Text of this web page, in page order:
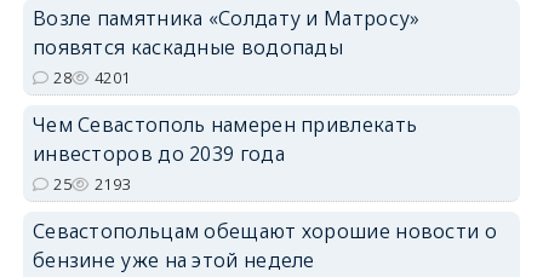
Возле памятника «Солдату и Матросу»
появятся каскадные водопады
28 4201
Чем Севастополь намерен привлекать
инвесторов до 2039 года
25 2193
Севастопольцам обещают хорошие новости о
бензине уже на этой неделе